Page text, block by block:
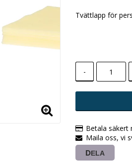
Tvättlapp för
-
Betala säkert
Maila oss, vi
DELA